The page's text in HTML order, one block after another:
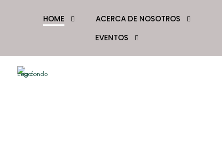
HOME
ACERCA DE NOSOTROS
EVENTOS